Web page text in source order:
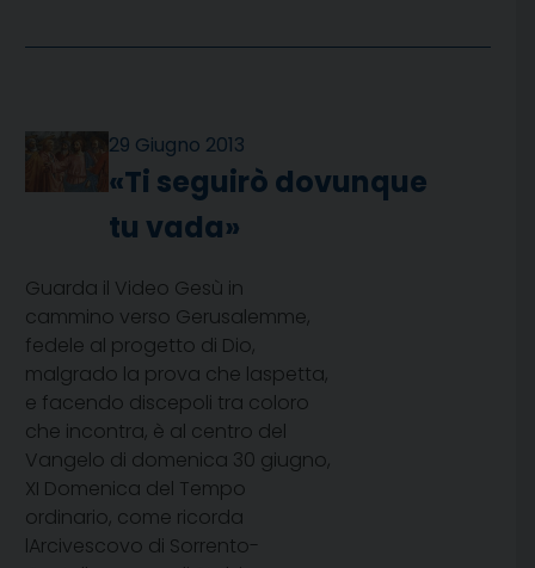
29 Giugno 2013
«Ti seguirò dovunque
tu vada»
Guarda il Video Gesù in
cammino verso Gerusalemme,
fedele al progetto di Dio,
malgrado la prova che laspetta,
e facendo discepoli tra coloro
che incontra, è al centro del
Vangelo di domenica 30 giugno,
XI Domenica del Tempo
ordinario, come ricorda
lArcivescovo di Sorrento-